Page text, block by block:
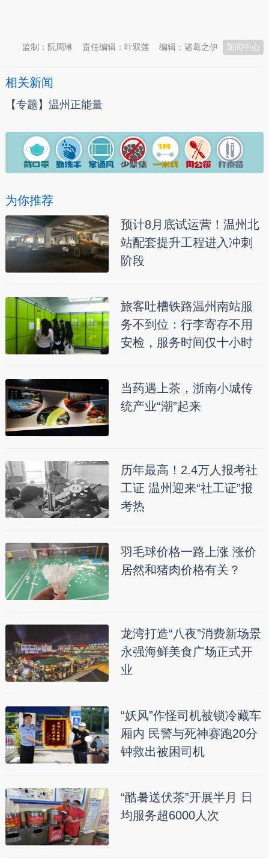
新闻中心
编辑：诸葛之伊
责任编辑：叶双莲
监制：阮周琳
相关新闻
【专题】温州正能量
为你推荐
预计8月底试运营！温州北
站配套提升工程进入冲刺
阶段
旅客吐槽铁路温州南站服
务不到位：行李寄存不用
安检，服务时间仅十小时
当药遇上茶，浙南小城传
统产业“潮”起来
历年最高！2.4万人报考社
工证 温州迎来“社工证”报
考热
羽毛球价格一路上涨 涨价
居然和猪肉价格有关？
龙湾打造“八夜”消费新场景
永强海鲜美食广场正式开
业
“妖风”作怪司机被锁冷藏车
厢内 民警与死神赛跑20分
钟救出被困司机
“酷暑送伏茶”开展半月 日
均服务超6000人次